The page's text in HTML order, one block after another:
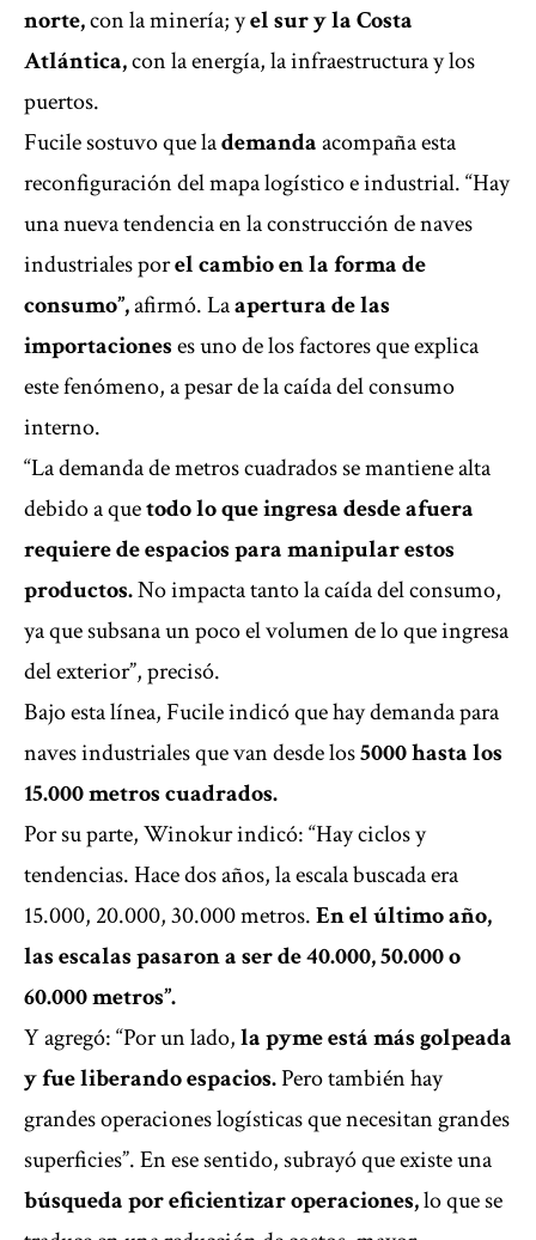
norte,con laminería; yel sur y la Costa
Atlántica,con la energía, la infraestructura y los
puertos.
Fucile sostuvo que lademandaacompaña esta
reconfiguración del mapalogístico e industrial. “Hay
una nueva tendencia en la construcción de naves
industriales porel cambio en la forma de
consumo”,afirmó. Laapertura de las
importacioneses uno de los factores que explica
este fenómeno, a pesar de la caída del consumo
interno.
“La demanda de metros cuadrados se mantiene alta
debido a quetodo lo que ingresa desde afuera
requiere de espacios para manipular estos
productos.No impacta tanto la caída del consumo,
ya que subsana un poco el volumen de lo que ingresa
del exterior”, precisó.
Bajo esta línea, Fucile indicó que hay demanda para
naves industriales que van desde los5000 hasta los
15.000 metros cuadrados.
Por su parte, Winokur indicó: “Hay ciclos y
tendencias. Hace dos años, la escala buscada era
15.000, 20.000, 30.000 metros.En el último año,
las escalas pasaron a ser de 40.000, 50.000 o
60.000 metros”.
Y agregó: “Por un lado,la pyme está más golpeada
y fue liberando espacios.Pero también hay
grandes operaciones logísticas que necesitan grandes
superficies”. En ese sentido, subrayó que existe una
búsqueda por eficientizar operaciones,lo que se